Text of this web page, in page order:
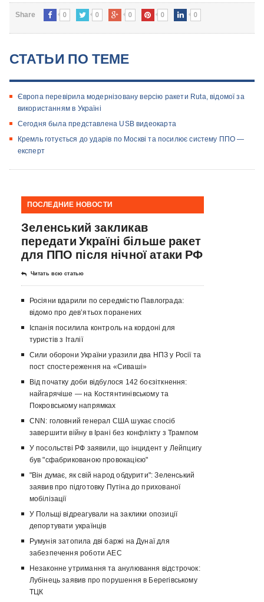
Share 0 0 0 0 0
СТАТЬИ ПО ТЕМЕ
Європа перевірила модернізовану версію ракети Ruta, відомої за
використанням в Україні
Сегодня была представлена USB видеокарта
Кремль готується до ударів по Москві та посилює систему ППО —
експерт
ПОСЛЕДНИЕ НОВОСТИ
Зеленський закликав
передати Україні більше ракет
для ППО після нічної атаки РФ
Читать всю статью
Росіяни вдарили по середмістю Павлограда:
відомо про девʼятьох поранених
Іспанія посилила контроль на кордоні для
туристів з Італії
Сили оборони України уразили два НПЗ у Росії та
пост спостереження на «Сиваші»
Від початку доби відбулося 142 боєзіткнення:
найгарячіше — на Костянтинівському та
Покровському напрямках
CNN: головний генерал США шукає спосіб
завершити війну в Ірані без конфлікту з Трампом
У посольстві РФ заявили, що інцидент у Лейпцигу
був "сфабрикованою провокацією"
"Він думає, як свій народ обдурити": Зеленський
заявив про підготовку Путіна до прихованої
мобілізації
У Польщі відреагували на заклики опозиції
депортувати українців
Румунія затопила дві баржі на Дунаї для
забезпечення роботи АЕС
Незаконне утримання та анулювання відстрочок:
Лубінець заявив про порушення в Берегівському
ТЦК